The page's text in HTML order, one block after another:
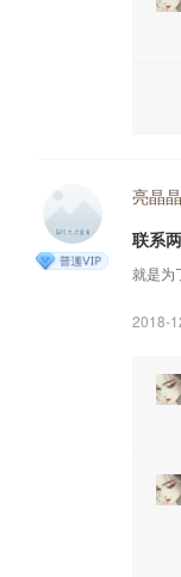
亮晶
联系
就是为
2018-